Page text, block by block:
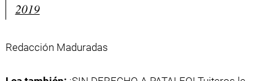
2019
Redacción Maduradas